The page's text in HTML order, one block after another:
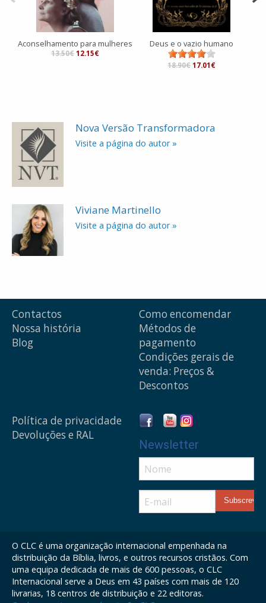
Aconselhamento para mulheres
13.50€ 12.15€
Deus e o vazio humano
18.90€ 17.01€
Nova Versão Transformadora
Visite a página do autor »
Viviane Martinello
Visite a página do autor »
Contactos
Nossa história
Blog
Como encomendar
Métodos de
pagamento
Condições gerais de
venda: Preços &
Descontos
Política de privacidade
Devoluções e RAL
Newsletter
O CLC é uma organização internacional empenhada na
distribuição da Bíblia, livros, e outros recursos cristãos. Com
uma equipa dedicada de mais de 600 pessoas, o CLC
Internacional serve a Deus em 43 países com mais de 120
livrarias, 18 centros de distribuição e 22 editoras.